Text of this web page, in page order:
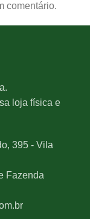
comentário.
loja física e
395 - Vila
Fazenda